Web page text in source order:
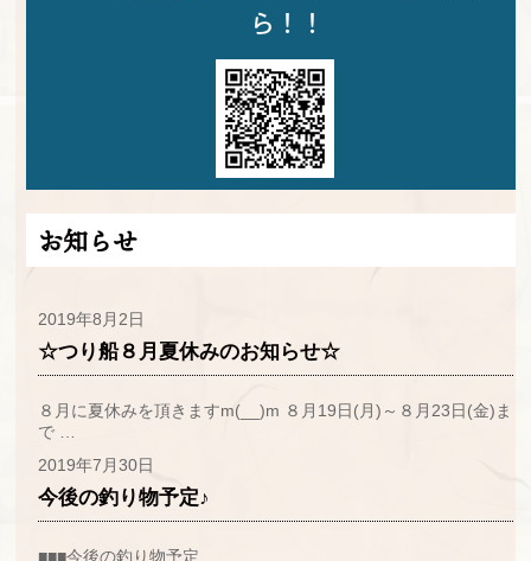
ら！！
お知らせ
2019年8月2日
☆つり船８月夏休みのお知らせ☆
８月に夏休みを頂きますm(__)m ８月19日(月)～８月23日(金)ま
で …
2019年7月30日
今後の釣り物予定♪
■■■今後の釣り物予定…